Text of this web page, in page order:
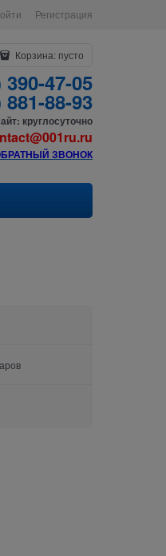
Регистрация
Корзина: пусто
390-47-05
881-88-93
круглосуточно
БРАТНЫЙ ЗВОНОК